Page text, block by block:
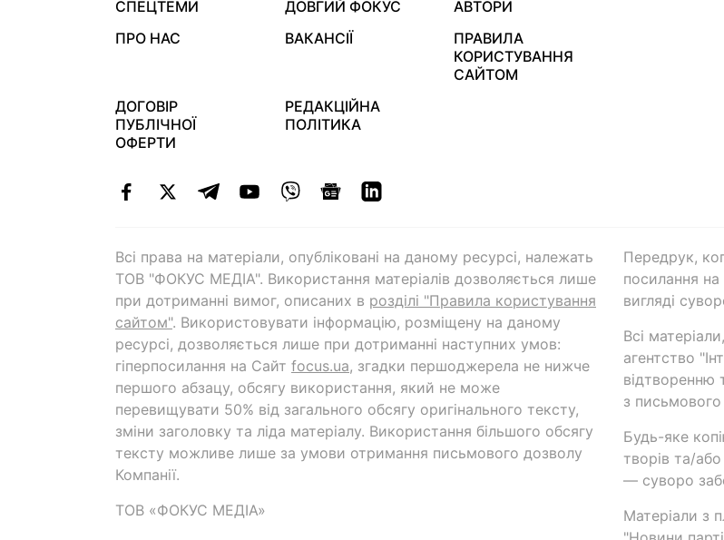
СПЕЦТЕМИ
ДОВГИЙ ФОКУС
АВТОРИ
ПРО НАС
ВАКАНСІЇ
ПРАВИЛА
КОРИСТУВАННЯ
САЙТОМ
ДОГОВІР
ПУБЛІЧНОЇ
ОФЕРТИ
РЕДАКЦІЙНА
ПОЛІТИКА
Всі права на матеріали, опубліковані на даному ресурсі, належать
ТОВ "ФОКУС МЕДІА". Використання матеріалів дозволяється лише
при дотриманні вимог, описаних в розділі "Правила користування
сайтом". Використовувати інформацію, розміщену на даному
ресурсі, дозволяється лише при дотриманні наступних умов:
гіперпосилання на Cайт focus.ua, згадки першоджерела не нижче
першого абзацу, обсягу використання, який не може
перевищувати 50% від загального обсягу оригінального тексту,
зміни заголовку та ліда матеріалу. Використання більшого обсягу
тексту можливе лише за умови отримання письмового дозволу
Компанії.
ТОВ «ФОКУС МЕДІА»
Передрук,
посилання на
вигляді
Всі
агентство
відтворенню
з письмового
Будь-яке
творів та/
— суворо
Матеріали з